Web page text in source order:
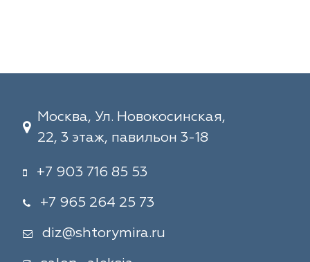
Москва, Ул. Новокосинская,
22, 3 этаж, павильон 3-18
+7 903 716 85 53
+7 965 264 25 73
diz@shtorymira.ru